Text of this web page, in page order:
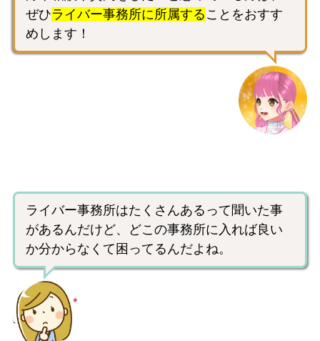
ぜひライバー事務所に所属する ことをおすす
めします！
ライバー事務所はたくさんあるって聞いた事
があるんだけど、どこの事務所に入れば良い
か分からなくて困ってるんだよね。